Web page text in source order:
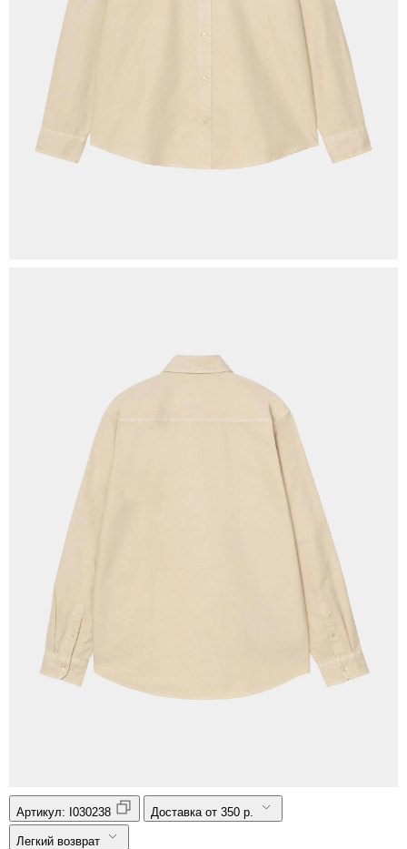
Артикул: I030238 Доставка от 350 р.
Легкий возврат